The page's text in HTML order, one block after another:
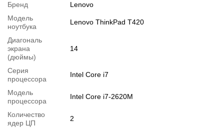
eSATA, Audio Port, VGA
Дополнительно
: Webcam
Спецификация процессора
Тестирование процессора
Видеообзоры
Бренд
Lenovo
Модель
ноутбука
Lenovo ThinkPad T420
Диагональ
экрана
(дюймы)
14
Серия
процессора
Intel Core i7
Модель
процессора
Intel Core i7-2620M
Количество
ядер ЦП
2